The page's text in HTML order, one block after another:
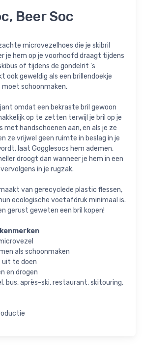
Beer Soc
microvezelhoes die je skibril
je hem op je voorhoofd draagt tijdens
of tijdens de gondelrit 's
ook geweldig als een brillendoekje
moet schoonmaken.
omdat een bekraste bril gewoon
op te zetten terwijl je bril op je
handschoenen aan, en als je ze
ze vrijwel geen ruimte in beslag in je
laat Gogglesocs hem ademen,
droogt dan wanneer je hem in een
in je rugzak.
van gerecyclede plastic flessen,
ecologische voetafdruk minimaal is.
gerust geweten een bril kopen!
als schoonmaken
uit te doen
en drogen
bus, après-ski, restaurant, skitouring,